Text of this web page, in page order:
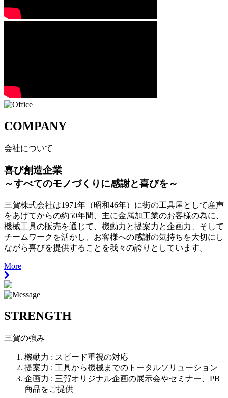
COMPANY
会社について
喜び創造企業
～すべてのモノづくりに感謝と喜びを～
三賀株式会社は1971年（昭和46年）に街の工具屋として産声
をあげてからの約50年間、主に金属加工業のお客様の為に、
機械工具の販売を通じて、機動力と提案力と企画力、そして
チームワークを活かし、お客様への感謝の気持ちを大切にし
ながら喜びを提供することを我々の誇りとしています。
More
STRENGTH
三賀の強み
機動力 : スピード重視の対応
提案力 : 工具から機械までのトータルソリューション
企画力 : 三賀オリジナル企画の展示会やセミナー、PB
商品をご提供